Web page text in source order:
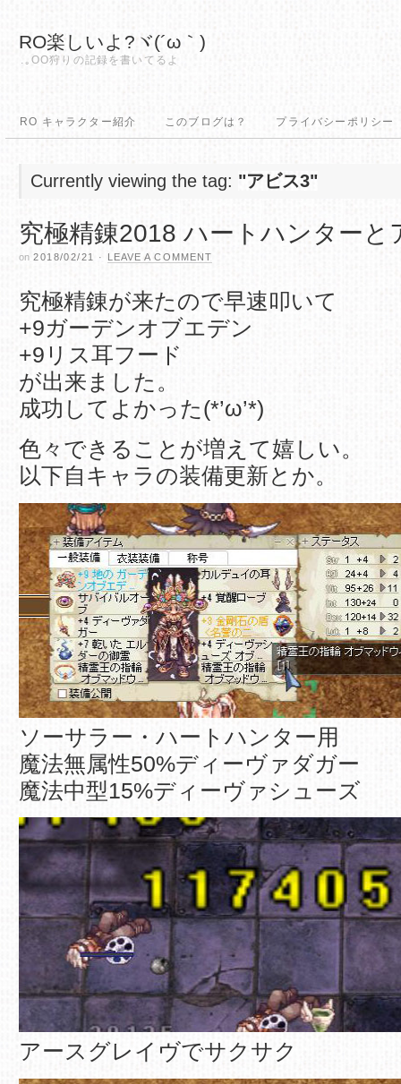
RO楽しいよ?ヾ(´ω｀)
.｡OO狩りの記録を書いてるよ
RO キャラクター紹介 このブログは？ プライバシーポリシー
Currently viewing the tag: "アビス3"
究極精錬2018 ハートハンターと
on 2018/02/21 · LEAVE A COMMENT
究極精錬が来たので早速叩いて
+9ガーデンオブエデン
+9リス耳フード
が出来ました。
成功してよかった(*’ω’*)
色々できることが増えて嬉しい。
以下自キャラの装備更新とか。
ソーサラー・ハートハンター用
魔法無属性50%ディーヴァダガー
魔法中型15%ディーヴァシューズ
アースグレイヴでサクサク